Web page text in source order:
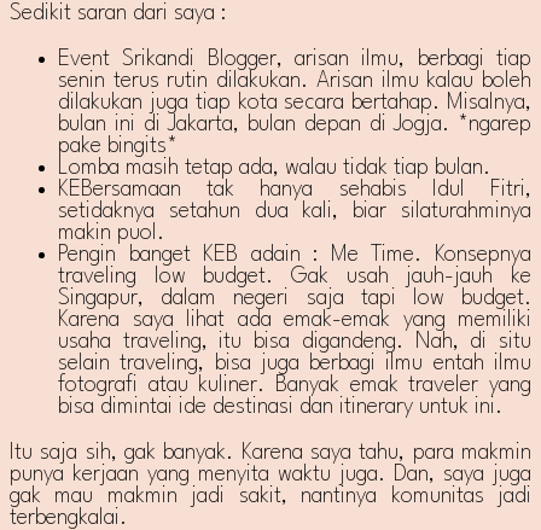
Sedikit saran dari saya :
Event Srikandi Blogger, arisan ilmu, berbagi tiap
senin terus rutin dilakukan. Arisan ilmu kalau boleh
dilakukan juga tiap kota secara bertahap. Misalnya,
bulan ini di Jakarta, bulan depan di Jogja. *ngarep
pake bingits*
Lomba masih tetap ada, walau tidak tiap bulan.
KEBersamaan tak hanya sehabis Idul Fitri,
setidaknya setahun dua kali, biar silaturahminya
makin puol.
Pengin banget KEB adain : Me Time. Konsepnya
traveling low budget. Gak usah jauh-jauh ke
Singapur, dalam negeri saja tapi low budget.
Karena saya lihat ada emak-emak yang memiliki
usaha traveling, itu bisa digandeng. Nah, di situ
selain traveling, bisa juga berbagi ilmu entah ilmu
fotografi atau kuliner. Banyak emak traveler yang
bisa dimintai ide destinasi dan itinerary untuk ini.
Itu saja sih, gak banyak. Karena saya tahu, para makmin
punya kerjaan yang menyita waktu juga. Dan, saya juga
gak mau makmin jadi sakit, nantinya komunitas jadi
terbengkalai.